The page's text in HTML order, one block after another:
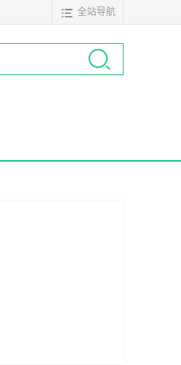
全站导航